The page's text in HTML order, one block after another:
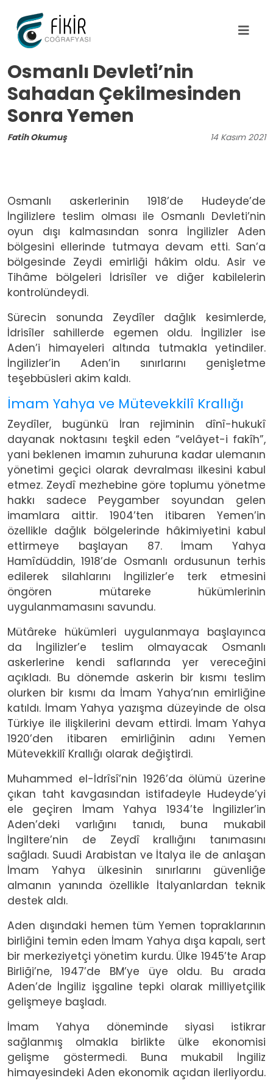
Osmanlı Devleti’nin
Sahadan Çekilmesinden
Sonra Yemen
Fatih Okumuş 14 Kasım 2021
Osmanlı askerlerinin 1918’de Hudeyde’de
İngilizlere teslim olması ile Osmanlı Devleti’nin
oyun dışı kalmasından sonra İngilizler Aden
bölgesini ellerinde tutmaya devam etti. San’a
bölgesinde Zeydi emirliği hâkim oldu. Asir ve
Tihâme bölgeleri İdrisîler ve diğer kabilelerin
kontrolündeydi.
Sürecin sonunda Zeydîler dağlık kesimlerde,
İdrisîler sahillerde egemen oldu. İngilizler ise
Aden’i himayeleri altında tutmakla yetindiler.
İngilizler’in Aden’in sınırlarını genişletme
teşebbüsleri akim kaldı.
İmam Yahya ve Mütevekkilî Krallığı
Zeydîler, bugünkü İran rejiminin dînî-hukukî
dayanak noktasını teşkil eden “velâyet-i fakîh”,
yani beklenen imamın zuhuruna kadar ulemanın
yönetimi geçici olarak devralması ilkesini kabul
etmez. Zeydî mezhebine göre toplumu yönetme
hakkı sadece Peygamber soyundan gelen
imamlara aittir. 1904’ten itibaren Yemen’in
özellikle dağlık bölgelerinde hâkimiyetini kabul
ettirmeye başlayan 87. İmam Yahya
Hamîdüddin, 1918’de Osmanlı ordusunun terhis
edilerek silahlarını İngilizler’e terk etmesini
öngören mütareke hükümlerinin
uygulanmamasını savundu.
Mütâreke hükümleri uygulanmaya başlayınca
da İngilizler’e teslim olmayacak Osmanlı
askerlerine kendi saflarında yer vereceğini
açıkladı. Bu dönemde askerin bir kısmı teslim
olurken bir kısmı da İmam Yahya’nın emirliğine
katıldı. İmam Yahya yazışma düzeyinde de olsa
Türkiye ile ilişkilerini devam ettirdi. İmam Yahya
1920’den itibaren emirliğinin adını Yemen
Mütevekkilî Krallığı olarak değiştirdi.
Muhammed el-İdrîsî’nin 1926’da ölümü üzerine
çıkan taht kavgasından istifadeyle Hudeyde’yi
ele geçiren İmam Yahya 1934’te İngilizler’in
Aden’deki varlığını tanıdı, buna mukabil
İngiltere’nin de Zeydî krallığını tanımasını
sağladı. Suudi Arabistan ve İtalya ile de anlaşan
İmam Yahya ülkesinin sınırlarını güvenliğe
almanın yanında özellikle İtalyanlardan teknik
destek aldı.
Aden dışındaki hemen tüm Yemen topraklarının
birliğini temin eden İmam Yahya dışa kapalı, sert
bir merkeziyetçi yönetim kurdu. Ülke 1945’te Arap
Birliği’ne, 1947’de BM’ye üye oldu. Bu arada
Aden’de İngiliz işgaline tepki olarak milliyetçilik
gelişmeye başladı.
İmam Yahya döneminde siyasi istikrar
sağlanmış olmakla birlikte ülke ekonomisi
gelişme göstermedi. Buna mukabil İngiliz
himayesindeki Aden ekonomik açıdan ilerliyordu.